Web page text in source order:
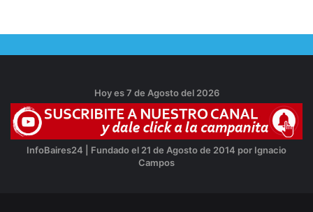
Hoy es 7 de Agosto del 2026
InfoBaires24 | Fundado el 21 de Agosto de 2014 por Ignacio
Campos